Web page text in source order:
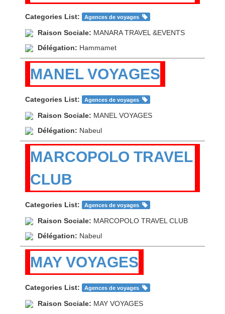
Categories List: Agences de voyages
Raison Sociale: MANARA TRAVEL &EVENTS
Délégation: Hammamet
MANEL VOYAGES
Categories List: Agences de voyages
Raison Sociale: MANEL VOYAGES
Délégation: Nabeul
MARCOPOLO TRAVEL
CLUB
Categories List: Agences de voyages
Raison Sociale: MARCOPOLO TRAVEL CLUB
Délégation: Nabeul
MAY VOYAGES
Categories List: Agences de voyages
Raison Sociale: MAY VOYAGES